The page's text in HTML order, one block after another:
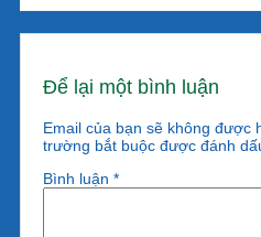
Để lại một bình luận
Email của bạn sẽ không được
trường bắt buộc được đánh
Bình luận *